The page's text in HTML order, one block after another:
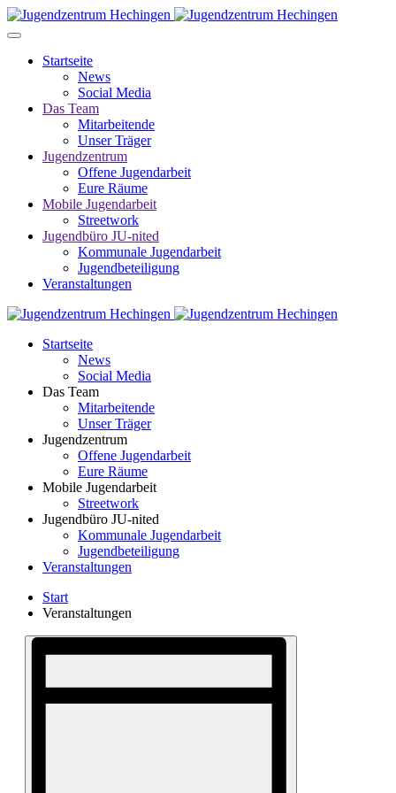
Startseite
News
Social Media
Das Team
Mitarbeitende
Unser Träger
Jugendzentrum
Offene Jugendarbeit
Eure Räume
Mobile Jugendarbeit
Streetwork
Jugendbüro JU-nited
Kommunale Jugendarbeit
Jugendbeteiligung
Veranstaltungen
Startseite
News
Social Media
Das Team
Mitarbeitende
Unser Träger
Jugendzentrum
Offene Jugendarbeit
Eure Räume
Mobile Jugendarbeit
Streetwork
Jugendbüro JU-nited
Kommunale Jugendarbeit
Jugendbeteiligung
Veranstaltungen
Start
Veranstaltungen
Ansichten-
Veranstaltung
Navigation